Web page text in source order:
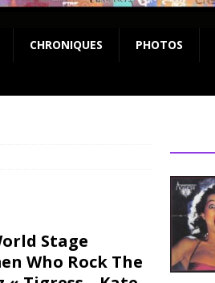
CHRONIQUES PHOTOS
Stage
Who Rock The